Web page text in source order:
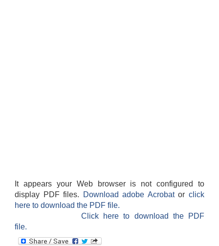
It appears your Web browser is not configured to
display PDF files.
Download adobe Acrobatorclick
here to download the PDF file.
Click here to download the PDF
file.